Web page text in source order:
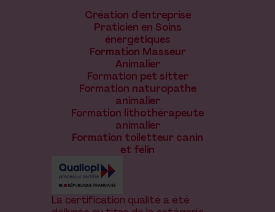
Création d'entreprise
Praticien en Soins
énergétiques
Formation Masseur
Animalier
Formation pet sitter
Formation naturopathe
animalier
Formation lithothérapeute
animalier
Formation toiletteur canin
et félin
La certification qualité a été